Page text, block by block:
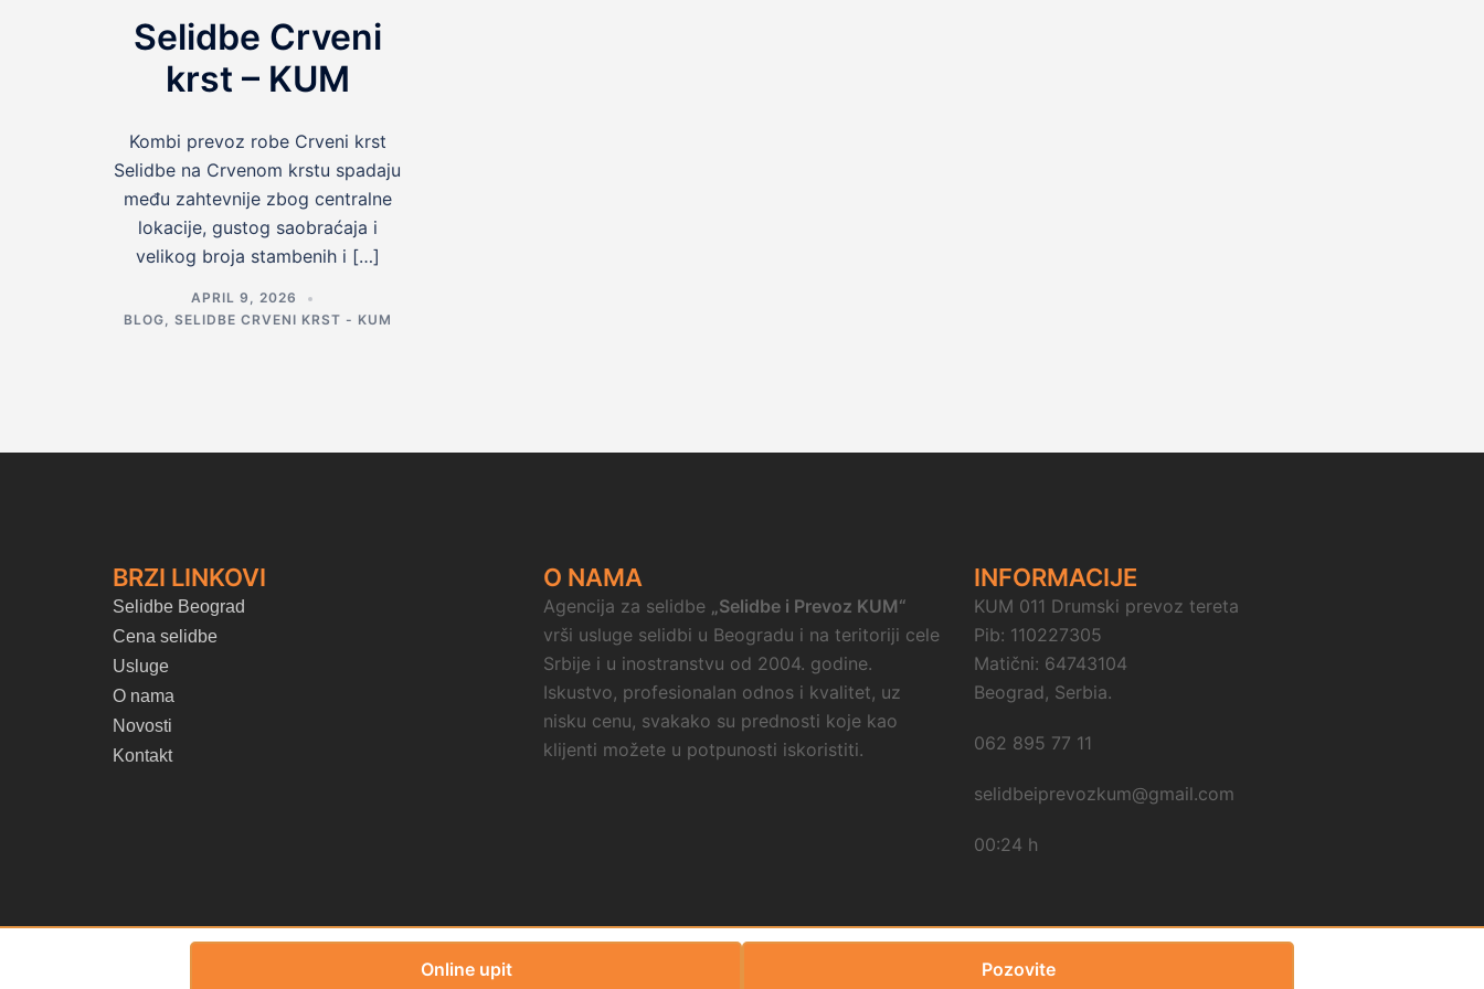
Online upit Pozovite
Selidbe Crveni
krst – KUM
Kombi prevoz robe Crveni krst
Selidbe na Crvenom krstu spadaju
među zahtevnije zbog centralne
lokacije, gustog saobraćaja i
velikog broja stambenih i […]
APRIL 9, 2026
BLOG
SELIDBE CRVENI KRST - KUM
BRZI LINKOVI
Selidbe Beograd
Cena selidbe
Usluge
O nama
Novosti
Kontakt
O NAMA
Agencija za selidbe „Selidbe i Prevoz KUM“
vrši usluge selidbi u Beogradu i na teritoriji cele
Srbije i u inostranstvu od 2004. godine.
Iskustvo, profesionalan odnos i kvalitet, uz
nisku cenu, svakako su prednosti koje kao
klijenti možete u potpunosti iskoristiti.
INFORMACIJE
KUM 011 Drumski prevoz tereta
Pib: 110227305
Matični: 64743104
Beograd, Serbia.
062 895 77 11
selidbeiprevozkum@gmail.com
00:24 h